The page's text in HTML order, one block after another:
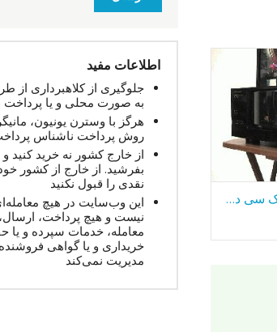
پایونیر 101 دیسک سی دی پلیر PD-F908
اطلاعات مفید
جلوگیری از کلاهبرداری از
به صورت محلی و یا پرداخت
هرگز با وسترن یونیون،
روش پرداخت ناشناس
از خارج کشور نه خرید کنید و
بفرشید. از خارج از کشور
نقدی را قبول نکنید
این وب‌سایت در هیچ
نیست و هیچ پرداخت،
معامله، خدمات سپرده و یا
خریداری و یا گواهی
مدیریت نمی‌کند